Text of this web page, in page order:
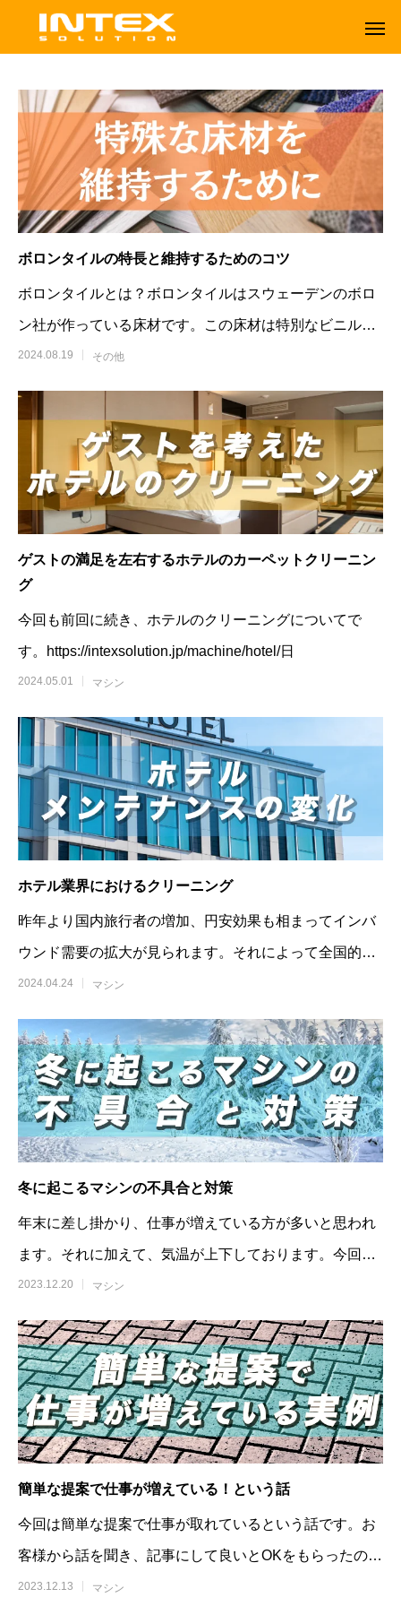
オーボット テナントフロアマシン
ボロンタイルの特長と維持するためのコツ
ボロンタイルとは？ボロンタイルはスウェーデンのボロ
ン社が作っている床材です。この床材は特別なビニルで
できていて、見た目がとてもきれいです
2024.08.19 その他
ゲストの満足を左右するホテルのカーペットクリーニン
グ
今回も前回に続き、ホテルのクリーニングについてで
す。https://intexsolution.jp/machine/hotel/日
2024.05.01 マシン
ホテル業界におけるクリーニング
昨年より国内旅行者の増加、円安効果も相まってインバ
ウンド需要の拡大が見られます。それによって全国的に
ホテルの稼働が上がっています。稼働に伴い
2024.04.24 マシン
冬に起こるマシンの不具合と対策
年末に差し掛かり、仕事が増えている方が多いと思われ
ます。それに加えて、気温が上下しております。今回は
凍結によるマシン故障の予防についてです。
2023.12.20 マシン
簡単な提案で仕事が増えている！という話
今回は簡単な提案で仕事が取れているという話です。お
客様から話を聞き、記事にして良いとOKをもらったので
その内容を紹介です。その仕事内容は
2023.12.13 マシン